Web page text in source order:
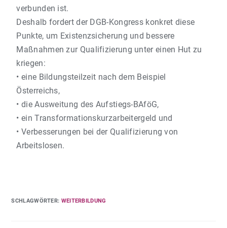
verbunden ist.
Deshalb fordert der DGB-Kongress konkret diese
Punkte, um Existenzsicherung und bessere
Maßnahmen zur Qualifizierung unter einen Hut zu
kriegen:
• eine Bildungsteilzeit nach dem Beispiel
Österreichs,
• die Ausweitung des Aufstiegs-BAföG,
• ein Transformationskurzarbeitergeld und
• Verbesserungen bei der Qualifizierung von
Arbeitslosen.
SCHLAGWÖRTER: WEITERBILDUNG